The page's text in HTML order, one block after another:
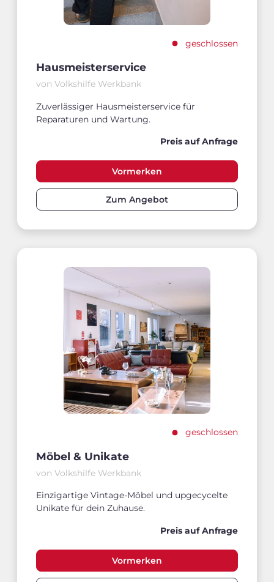
geschlossen
Hausmeisterservice
von Volkshilfe Werkbank
Zuverlässiger Hausmeisterservice für
Reparaturen und Wartung.
Preis auf Anfrage
Vormerken
Zum Angebot
geschlossen
Möbel & Unikate
von Volkshilfe Werkbank
Einzigartige Vintage-Möbel und upgecycelte
Unikate für dein Zuhause.
Preis auf Anfrage
Vormerken